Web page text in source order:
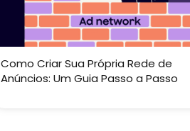
Como Criar Sua Própria Rede de
Anúncios: Um Guia Passo a Passo